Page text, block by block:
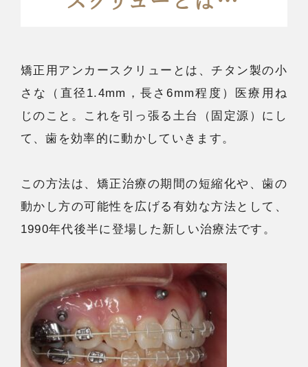
矯正用アンカースクリューとは、チタン製の小
さな（直径1.4mm，長さ6mm程度）医療用ね
じのこと。これを引っ張る土台（固定源）にし
て、歯を効率的に動かしていきます。
この方法は、矯正治療の期間の短縮化や、歯の
動かし方の可能性を広げる有効な方法として、
1990年代後半に登場した新しい治療法です。